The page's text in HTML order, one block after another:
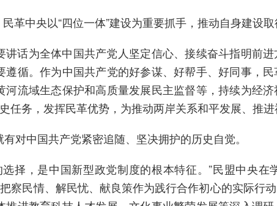
央以“四位一体”建设为重要抓手，推动自身建设取
为全体中国共产党人坚定信心、接续奋斗指明前
循。作为中国共产党的好参谋、好帮手、好同事，
流域生态保护和高质量发展民主监督等，持续为经
任务，发挥民革优势，为推动两岸关系和平发展、推进
中国共产党紧密追随、坚决拥护的历史自觉。
，是中国新型政党制度的根本特征。”民盟中央在
察民情、解民忧、献良策作为践行合作初心的实际行